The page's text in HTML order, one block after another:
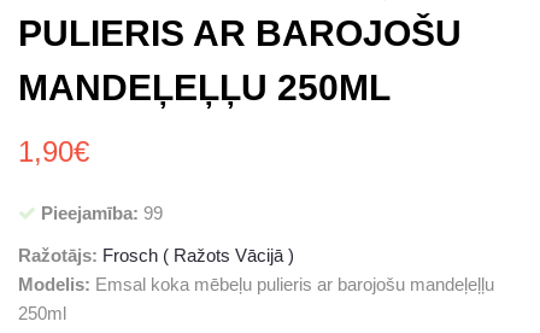
PULIERIS AR BAROJOŠU
MANDEĻEĻĻU 250ML
1,90€
Pieejamība: 99
Ražotājs: Frosch ( Ražots Vācijā )
Modelis: Emsal koka mēbeļu pulieris ar barojošu mandeļeļļu
250ml